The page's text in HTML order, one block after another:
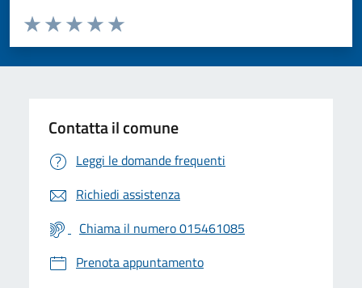
Valuta da 1 a 5 stelle la pagina
Valuta 5 stelle su 5
Valuta 4 stelle su 5
Valuta 3 stelle su 5
Valuta 2 stelle su 5
Valuta 1 stelle su 5
Contatta il comune
Leggi le domande frequenti
Richiedi assistenza
Chiama il numero 015461085
Prenota appuntamento